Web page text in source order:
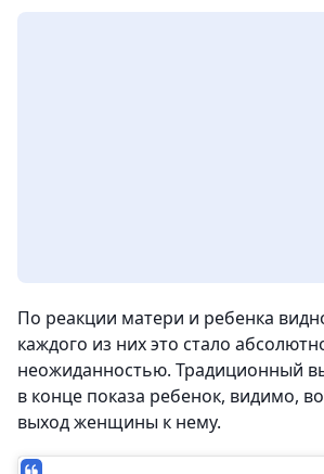
По реакции матери и ребенка
каждого из них это стало
неожиданностью. Традиционный
в конце показа ребенок, видимо,
выход женщины к нему.